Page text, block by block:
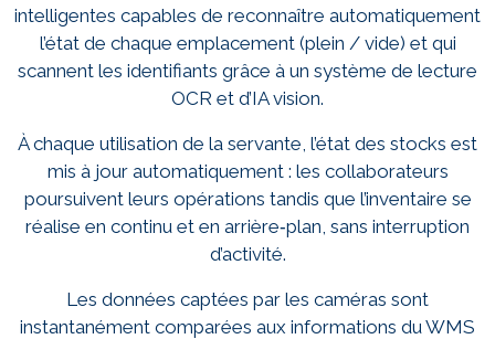
intelligentes capables de reconnaître automatiquement
l’état de chaque emplacement (plein / vide) et qui
scannent les identifiants grâce à un système de lecture
OCR et d’IA vision.
À chaque utilisation de la servante, l’état des stocks est
mis à jour automatiquement : les collaborateurs
poursuivent leurs opérations tandis que l’inventaire se
réalise en continu et en arrière‑plan, sans interruption
d’activité.
Les données captées par les caméras sont
instantanément comparées aux informations du WMS